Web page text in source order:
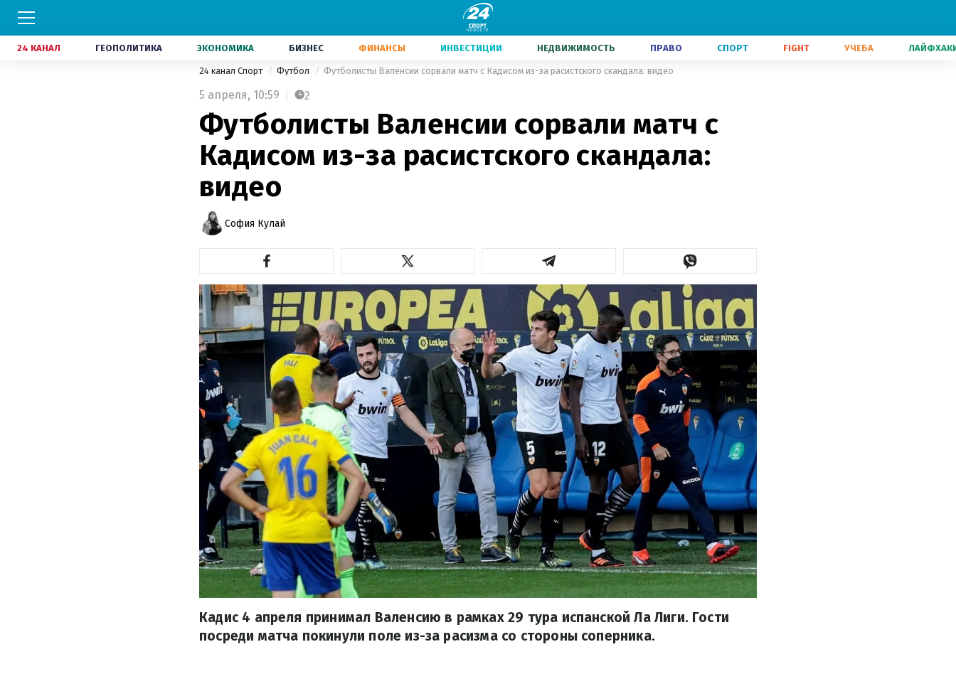
24 КАНАЛ ГЕОПОЛИТИКА ЭКОНОМИКА БИЗНЕС ФИНАНСЫ ИНВЕСТИЦИИ НЕДВИЖИМОСТЬ ПРАВО СПОРТ FIGHT УЧЕБА
24 канал Спорт Футбол Футболисты Валенсии сорвали матч с Кадисом из-за расистского скандала: видео
5 апреля, 10:59 2
Футболисты Валенсии сорвали матч с
Кадисом из-за расистского скандала:
видео
София Кулай
Кадис 4 апреля принимал Валенсию в рамках 29 тура испанской Ла Лиги. Гости
посреди матча покинули поле из-за расизма со стороны соперника.